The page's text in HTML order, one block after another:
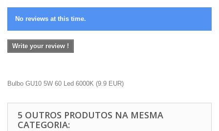
No reviews at this time.
Write your review !
Bulbo GU10 5W 60 Led 6000K (9.9 EUR)
5 OUTROS PRODUTOS NA MESMA
CATEGORIA: